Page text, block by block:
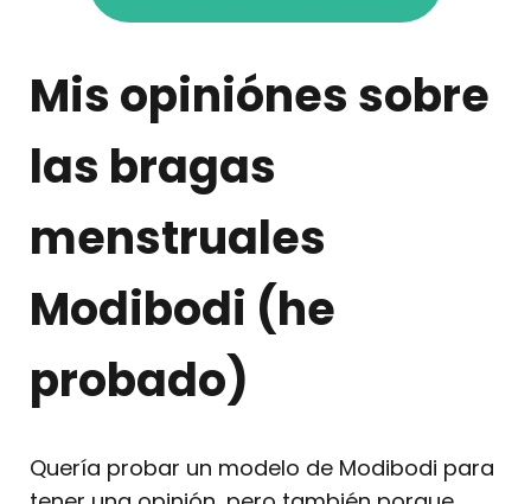
Mis opiniónes sobre
las bragas
menstruales
Modibodi (he
probado)
Quería probar un modelo de Modibodi para